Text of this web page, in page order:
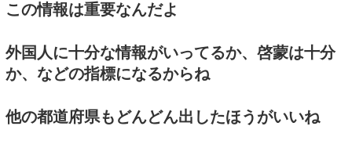
この情報は重要なんだよ
外国人に十分な情報がいってるか、啓蒙は十分
か、などの指標になるからね
他の都道府県もどんどん出したほうがいいね